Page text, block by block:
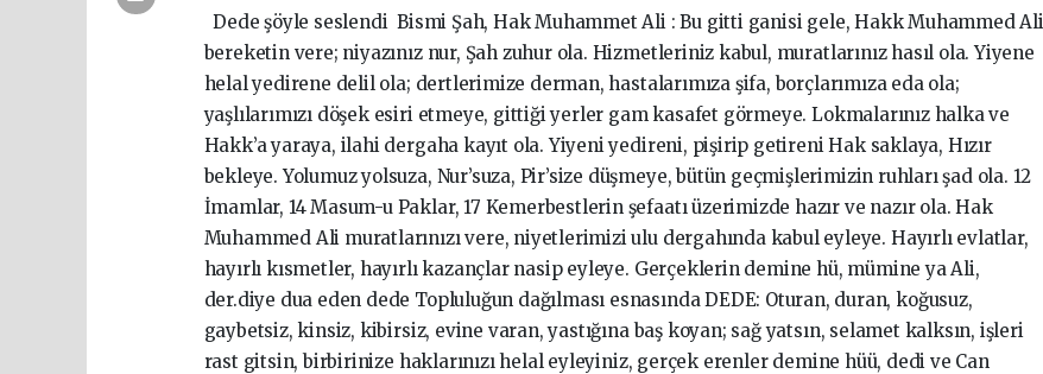
Dede şöyle seslendi Bismi Şah, Hak Muhammet Ali : Bu gitti ganisi gele, Hakk Muhammed Ali
bereketin vere; niyazınız nur, Şah zuhur ola. Hizmetleriniz kabul, muratlarınız hasıl ola. Yiyene
helal yedirene delil ola; dertlerimize derman, hastalarımıza şifa, borçlarımıza eda ola;
yaşlılarımızı döşek esiri etmeye, gittiği yerler gam kasafet görmeye. Lokmalarınız halka ve
Hakk’a yaraya, ilahi dergaha kayıt ola. Yiyeni yedireni, pişirip getireni Hak saklaya, Hızır
bekleye. Yolumuz yolsuza, Nur’suza, Pir’size düşmeye, bütün geçmişlerimizin ruhları şad ola. 12
İmamlar, 14 Masum-u Paklar, 17 Kemerbestlerin şefaatı üzerimizde hazır ve nazır ola. Hak
Muhammed Ali muratlarınızı vere, niyetlerimizi ulu dergahında kabul eyleye. Hayırlı evlatlar,
hayırlı kısmetler, hayırlı kazançlar nasip eyleye. Gerçeklerin demine hü, mümine ya Ali,
der.diye dua eden dede Topluluğun dağılması esnasında DEDE: Oturan, duran, koğusuz,
gaybetsiz, kinsiz, kibirsiz, evine varan, yastığına baş koyan; sağ yatsın, selamet kalksın, işleri
rast gitsin, birbirinize haklarınızı helal eyleyiniz, gerçek erenler demine hüü, dedi ve Can